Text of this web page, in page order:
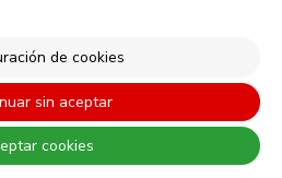
de cookies
sin aceptar
cookies